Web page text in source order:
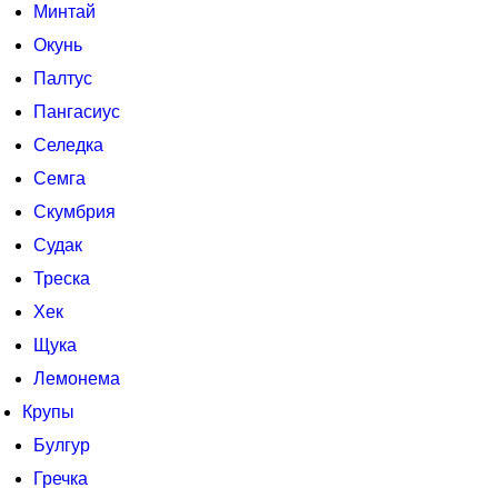
Минтай
Окунь
Палтус
Пангасиус
Селедка
Семга
Скумбрия
Судак
Треска
Хек
Щука
Лемонема
Крупы
Булгур
Гречка